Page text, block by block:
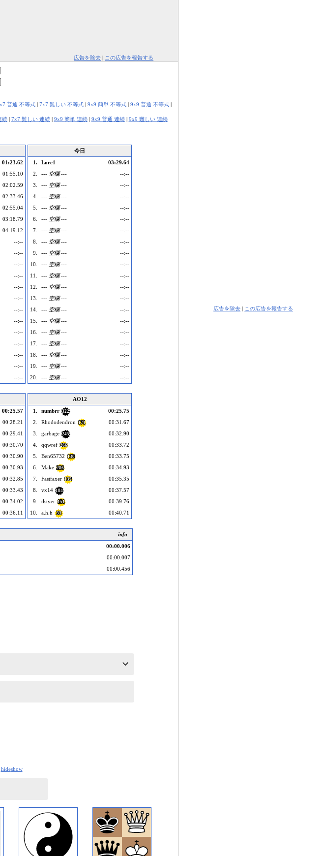
広告を除去 | この広告を報告する
普通 不等式 | 7x7 難しい 不等式 | 9x9 簡単 不等式 | 9x9 普通 不等式 |
続| 7x7 難しい 連続| 9x9 簡単 連続| 9x9 普通 連続| 9x9 難しい 連続
01:23.62
01:55.10
02:02.59
02:33.46
02:55.04
03:18.79
04:19.12
--:--
--:--
--:--
--:--
--:--
--:--
--:--
--:--
--:--
--:--
--:--
--:--
--:--
今日
1.
Lore1
03:29.64
2.
--- 空欄 ---
--:--
3.
--- 空欄 ---
--:--
4.
--- 空欄 ---
--:--
5.
--- 空欄 ---
--:--
6.
--- 空欄 ---
--:--
7.
--- 空欄 ---
--:--
8.
--- 空欄 ---
--:--
9.
--- 空欄 ---
--:--
10.
--- 空欄 ---
--:--
11.
--- 空欄 ---
--:--
12.
--- 空欄 ---
--:--
13.
--- 空欄 ---
--:--
14.
--- 空欄 ---
--:--
15.
--- 空欄 ---
--:--
16.
--- 空欄 ---
--:--
17.
--- 空欄 ---
--:--
18.
--- 空欄 ---
--:--
19.
--- 空欄 ---
--:--
20.
--- 空欄 --- --:--
00:25.57
00:28.21
00:29.41
00:30.70
00:30.90
00:30.93
00:32.85
00:33.43
00:34.02
00:36.11
AO12
1.
numbrr 322
00:25.75
2.
Rhododendron 171
00:31.67
3.
garbage 245
00:32.90
4.
qqwref 266
00:33.72
5.
Ben65732 130
00:33.75
6.
Make 286
00:34.93
7.
Fastfaxer 132
00:35.35
8.
vx14 184
00:37.57
9.
tlstyer 151
00:39.76
10.
a.h.h 33 00:40.71
info
00:00.006
00:00.007
00:00.456
hideshow
広告を除去 | この広告を報告する